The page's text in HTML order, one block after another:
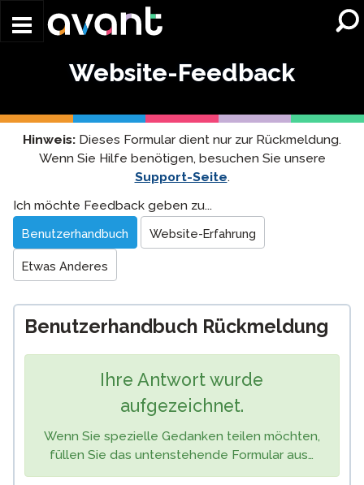
Website-Feedback
Hinweis: Dieses Formular dient nur zur Rückmeldung.
Wenn Sie Hilfe benötigen, besuchen Sie unsere
Support-Seite.
Website
Feedback
Ich möchte Feedback geben zu...
Benutzerhandbuch Website-Erfahrung
Etwas Anderes
Benutzerhandbuch Rückmeldung
Ihre Antwort wurde
aufgezeichnet.
Wenn Sie spezielle Gedanken teilen möchten,
füllen Sie das untenstehende Formular aus…